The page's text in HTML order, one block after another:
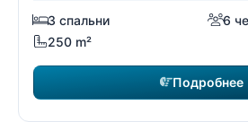
3 спальни
6
250 m²
Подробнее